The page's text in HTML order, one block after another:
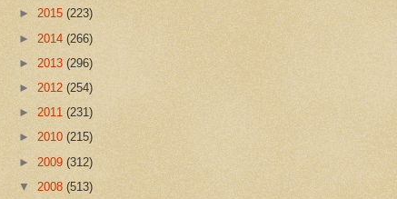
► 2015 (223)
► 2014 (266)
► 2013 (296)
► 2012 (254)
► 2011 (231)
► 2010 (215)
► 2009 (312)
▼ 2008 (513)